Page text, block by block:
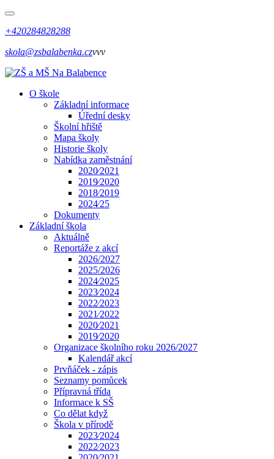
+420284828288
skola@zsbalabenka.czvvv
O škole
Základní informace
Úřední desky
Školní hřiště
Mapa školy
Historie školy
Nabídka zaměstnání
2020⁄2021
2019⁄2020
2018⁄2019
2024⁄25
Dokumenty
Základní škola
Aktuálně
Reportáže z akcí
2026/2027
2025/2026
2024⁄2025
2023⁄2024
2022⁄2023
2021⁄2022
2020⁄2021
2019⁄2020
Organizace školního roku 2026/2027
Kalendář akcí
Prvňáček - zápis
Seznamy pomůcek
Přípravná třída
Informace k SŠ
Co dělat když
Škola v přírodě
2023⁄2024
2022⁄2023